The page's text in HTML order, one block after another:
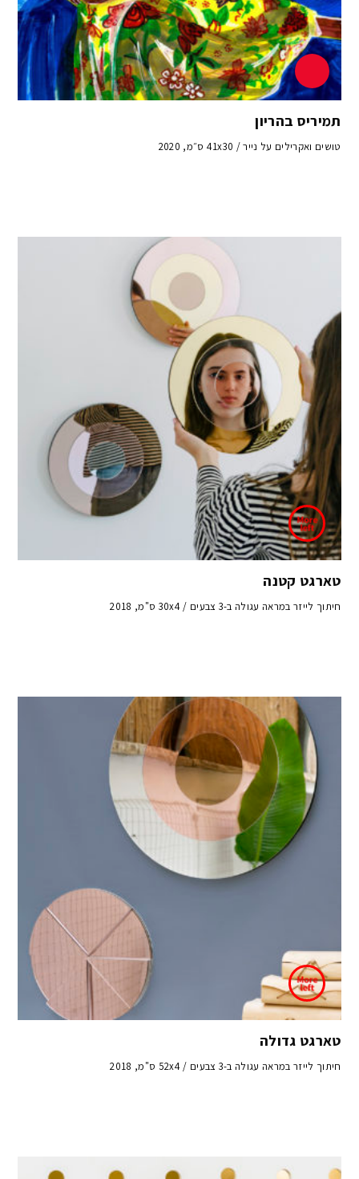
תמיריס בהריון
טושים ואקרילים על נייר / 41x30 ס״מ, 2020
טארגט קטנה
חיתוך לייזר במראה עגולה ב-3 צבעים / 30x4 ס"מ, 2018
טארגט גדולה
חיתוך לייזר במראה עגולה ב-3 צבעים / 52x4 ס"מ, 2018